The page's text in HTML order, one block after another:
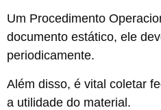
Um Procedimento
documento estático, ele
periodicamente.
Além disso, é vital coletar
a utilidade do material.